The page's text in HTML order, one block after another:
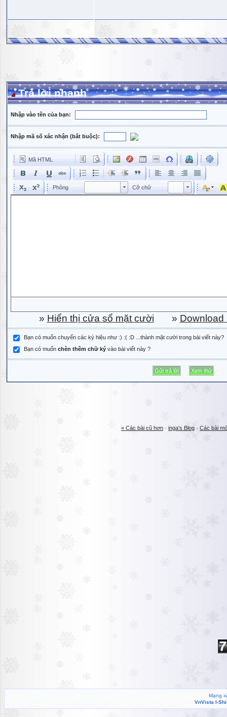
Trả lời nhanh
Nhập vào tên của bạn:
Nhập mã số xác nhận (bắt buộc):
Mã HTML
Phông Phông Cỡ chữ Kích cỡ phông
» Hiển thị cửa sổ mặt cười » Download
Bạn có muốn chuyển các ký hiệu như :) :( :D ...thành mặt cười trong bài viết này?
Bạn có muốn chèn thêm chữ ký vào bài viết này ?
« Các bài cũ hơn · inga's Blog · Các bài
Mạng
VnVista I-